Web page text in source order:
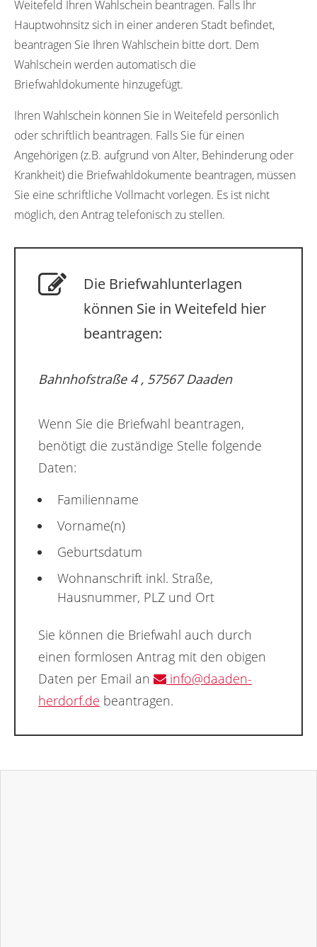
Weitefeld Ihren Wahlschein beantragen. Falls Ihr
Hauptwohnsitz sich in einer anderen Stadt befindet,
beantragen Sie Ihren Wahlschein bitte dort. Dem
Wahlschein werden automatisch die
Briefwahldokumente hinzugefügt.
Ihren Wahlschein können Sie in Weitefeld persönlich
oder schriftlich beantragen. Falls Sie für einen
Angehörigen (z.B. aufgrund von Alter, Behinderung oder
Krankheit) die Briefwahldokumente beantragen, müssen
Sie eine schriftliche Vollmacht vorlegen. Es ist nicht
möglich, den Antrag telefonisch zu stellen.
Die Briefwahlunterlagen
können Sie in Weitefeld hier
beantragen:
Bahnhofstraße 4 , 57567 Daaden
Wenn Sie die Briefwahl beantragen,
benötigt die zuständige Stelle folgende
Daten:
Familienname
Vorname(n)
Geburtsdatum
Wohnanschrift inkl. Straße,
Hausnummer, PLZ und Ort
Sie können die Briefwahl auch durch
einen formlosen Antrag mit den obigen
Daten per Email an
info@daaden-
herdorf.de beantragen.